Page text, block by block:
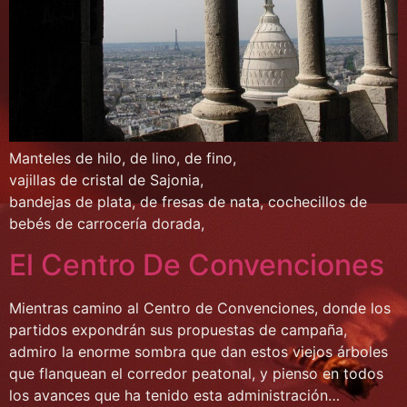
Manteles de hilo, de lino, de fino,
vajillas de cristal de Sajonia,
bandejas de plata, de fresas de nata, cochecillos de
bebés de carrocería dorada,
El Centro De Convenciones
Mientras camino al Centro de Convenciones, donde los
partidos expondrán sus propuestas de campaña,
admiro la enorme sombra que dan estos viejos árboles
que flanquean el corredor peatonal, y pienso en todos
los avances que ha tenido esta administración…